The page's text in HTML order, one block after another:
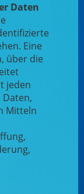
Daten
Eine
über die
jeden
Mitteln